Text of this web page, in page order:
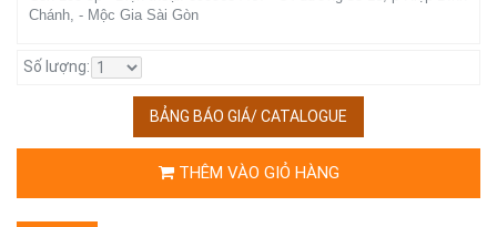
Chánh, - Mộc Gia Sài Gòn
Số lượng:
BẢNG BÁO GIÁ/ CATALOGUE
THÊM VÀO GIỎ HÀNG